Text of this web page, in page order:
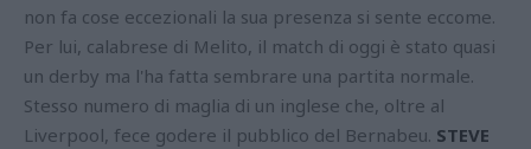
non fa cose eccezionali la sua presenza si sente eccome.
Per lui, calabrese di Melito, il match di oggi è stato quasi
un derby ma l'ha fatta sembrare una partita normale.
Stesso numero di maglia di un inglese che, oltre al
Liverpool, fece godere il pubblico del Bernabeu. STEVE